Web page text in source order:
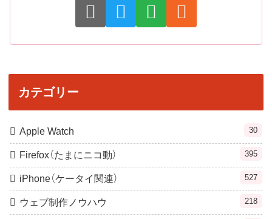
カテゴリー
Apple Watch 30
Firefox（たまにニコ動） 395
iPhone（ケータイ関連） 527
ウェブ制作ノウハウ 218